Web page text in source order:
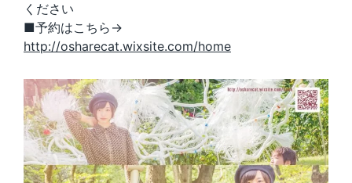
ください
■予約はこちら→
http://osharecat.wixsite.com/home